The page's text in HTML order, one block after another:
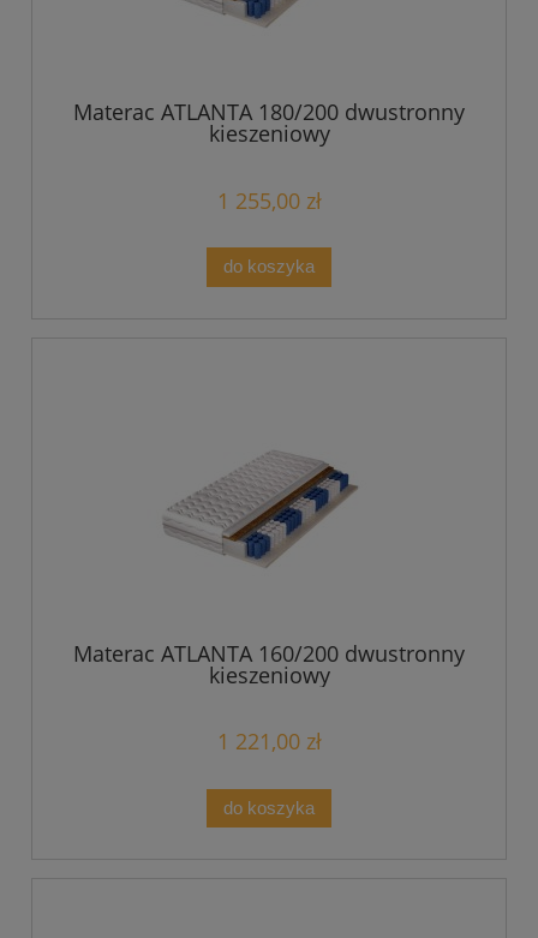
Materac ATLANTA 180/200 dwustronny
kieszeniowy
1 255,00 zł
do koszyka
Materac ATLANTA 160/200 dwustronny
kieszeniowy
1 221,00 zł
do koszyka